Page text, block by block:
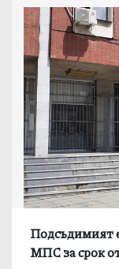
Подсъдимият
МПС за срок